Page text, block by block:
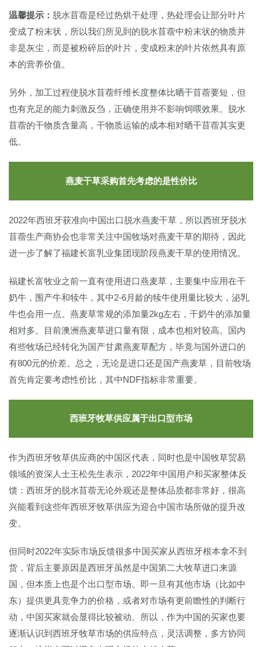
温馨提示： 脱水苜蓿是经过热烘干处理，热处理会让部分叶片
变成了粉末状，所以我们所见到的脱水苜蓿中粉末状的物质并
非是灰尘，而是被粉碎后的叶片，变成粉末的叶片依然具有原
本的营养价值。
另外，加工过程使脱水苜蓿纤维长度整体比晒干苜蓿要短，但
也有充足的能力刺激反刍，正确使用并不影响饲喂效果。脱水
苜蓿的干物质含量高，干物质运输的成本相对晒干苜蓿其实更
低。
燕麦干草采购首先考虑的是性价比
2022年西班牙获准向中国出口脱水燕麦干草，所以西班牙脱水
苜蓿生产商协会也非常关注中国牧场对燕麦干草的期待，因此
进一步了解了福建长富乳业集团现阶段燕麦干草的使用情况。
福建长富牧业之前一直有使用进口燕麦草，主要集中应用在干
奶牛，围产牛和犊牛，其中2-6月龄的犊牛使用量比较大，泌乳
牛也会用一点。燕麦草常规的添加量2kg左右，干奶牛的添加量
相对多。目前澳洲燕麦草进口量有限，成本也相对较高。国内
有些牧场已经转化为国产甘肃燕麦草配方，毕竟与国外进口的
有800元的价差。总之，无论是进口还是国产燕麦草，目前牧场
首先肯定要考虑性价比，其中NDF指标非常重要。
西班牙牧草供应属于出口型市场
作为西班牙牧草供应商的中国区代表，同时也是中国牧草贸易
领域的资深人士王松先生表示，2022年中国用户和买家整体反
馈：西班牙的脱水苜蓿无论外观还是整体品质都非常好，很高
兴能看到这些年西班牙牧草供应为迎合中国市场所做的提升改
变。
但同时2022年实际市场反馈很多中国买家从西班牙根本拿不到
货，背后主要原因是西班牙虽然是中国第二大牧草进口来源
国，但本质上也是个出口型市场。即一旦有其他市场（比如中
东）提供更具竞争力的价格，或者对市场有更前瞻性的判断行
动，中国买家就会显得比较被动。所以，作为中国的买家也要
逐渐认识到西班牙牧草市场的供应特点，灵活调整，多方协同